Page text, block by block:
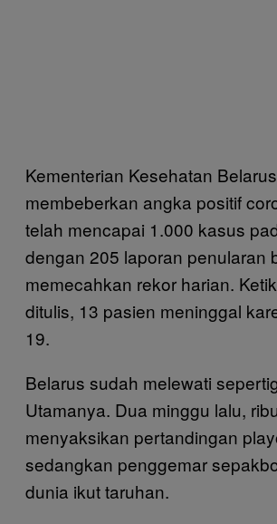
Kementerian Kesehatan Belarus
membeberkan angka positif
telah mencapai 1.000 kasus
dengan 205 laporan penularan
memecahkan rekor harian.
ditulis, 13 pasien meninggal
19.
Belarus sudah melewati
Utamanya. Dua minggu lalu,
menyaksikan pertandingan
sedangkan penggemar
dunia ikut taruhan.